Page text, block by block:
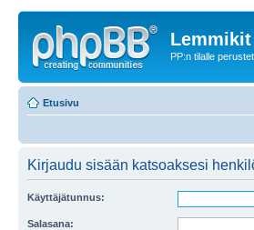
Lemmikit
PP:n tilalle
Etusivu
Kirjaudu sisään katsoaksesi
Käyttäjätunnus:
Salasana: